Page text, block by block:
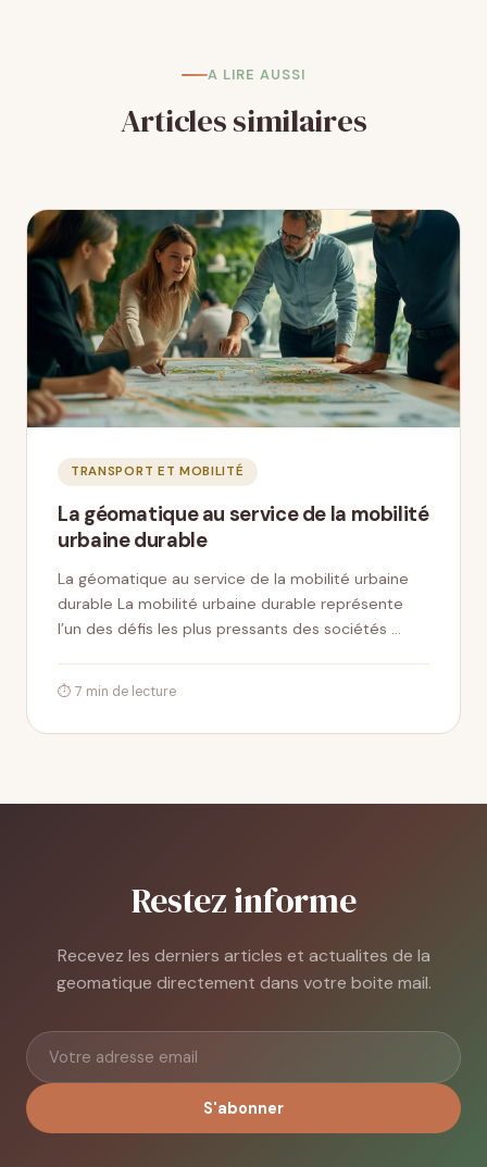
A LIRE AUSSI
Articles similaires
TRANSPORT ET MOBILITÉ
La géomatique au service de la mobilité
urbaine durable
La géomatique au service de la mobilité urbaine
durable La mobilité urbaine durable représente
l’un des défis les plus pressants des sociétés …
⏱ 7 min de lecture
Restez informe
Recevez les derniers articles et actualites de la
geomatique directement dans votre boite mail.
S'abonner